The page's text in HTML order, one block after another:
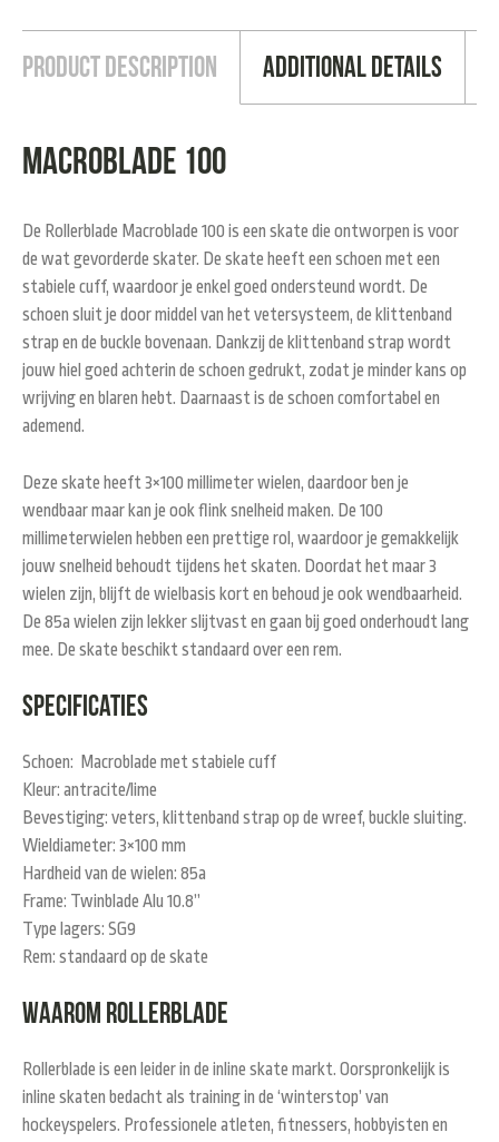
Product Description Additional Details
Macroblade 100
De Rollerblade Macroblade 100 is een skate die ontworpen is voor
de wat gevorderde skater. De skate heeft een schoen met een
stabiele cuff, waardoor je enkel goed ondersteund wordt. De
schoen sluit je door middel van het vetersysteem, de klittenband
strap en de buckle bovenaan. Dankzij de klittenband strap wordt
jouw hiel goed achterin de schoen gedrukt, zodat je minder kans op
wrijving en blaren hebt. Daarnaast is de schoen comfortabel en
ademend.
Deze skate heeft 3×100 millimeter wielen, daardoor ben je
wendbaar maar kan je ook flink snelheid maken. De 100
millimeterwielen hebben een prettige rol, waardoor je gemakkelijk
jouw snelheid behoudt tijdens het skaten. Doordat het maar 3
wielen zijn, blijft de wielbasis kort en behoud je ook wendbaarheid.
De 85a wielen zijn lekker slijtvast en gaan bij goed onderhoudt lang
mee. De skate beschikt standaard over een rem.
Specificaties
Schoen: Macroblade met stabiele cuff
Kleur: antracite/lime
Bevestiging: veters, klittenband strap op de wreef, buckle sluiting.
Wieldiameter: 3×100 mm
Hardheid van de wielen: 85a
Frame: Twinblade Alu 10.8”
Type lagers: SG9
Rem: standaard op de skate
Waarom Rollerblade
Rollerblade is een leider in de inline skate markt. Oorspronkelijk is
inline skaten bedacht als training in de ‘winterstop’ van
hockeyspelers. Professionele atleten, fitnessers, hobbyisten en